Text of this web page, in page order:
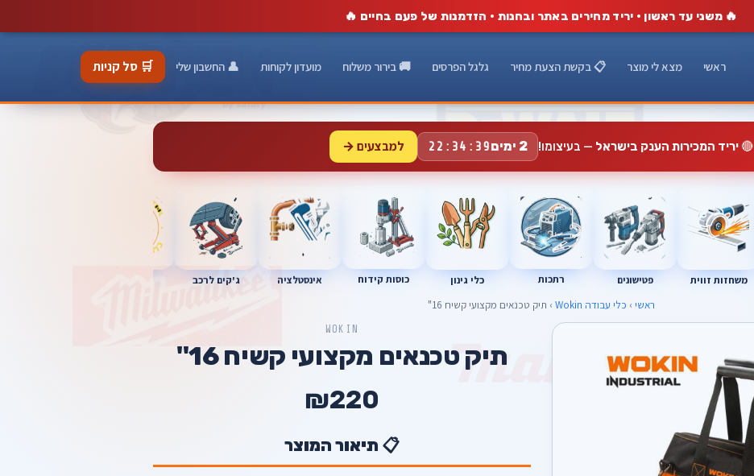
🔥 משני עד ראשון · יריד מחירים באתר ובחנות · הזדמנות של פעם בחיים 🔥
ראשי מצא לי מוצר 📋 בקשת הצעת מחיר גלגל הפרסים 🚚 בירור משלוח מועדון לקוחות 👤 החשבון שלי 🛒 סל קניות
🔴יריד המכירות הענק בישראל — בעיצומו! 2 ימים 22:34:38 למבצעים →
משחזות זווית פטישונים רתכות כלי גינון כוסות קידוח אינסטלציה ג'קים לרכב
ראשי › כלי עבודה Wokin › תיק טכנאים מקצועי קשיח 16"
WOKIN
תיק טכנאים מקצועי קשיח 16"
₪220
📋 תיאור המוצר